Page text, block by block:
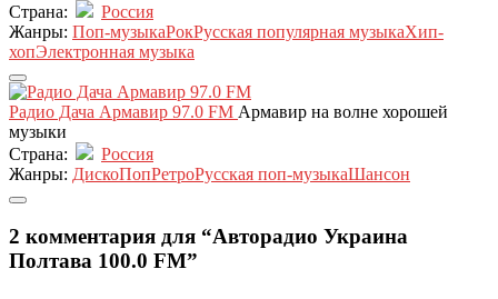
Страна:
Россия
Жанры: Поп-музыкаРокРусская популярная музыкаХип-
хопЭлектронная музыка
Радио Дача Армавир 97.0 FM Армавир на волне хорошей
музыки
Страна:
Россия
Жанры: ДискоПопРетроРусская поп-музыкаШансон
2 комментария для “Авторадио Украина
Полтава 100.0 FM”